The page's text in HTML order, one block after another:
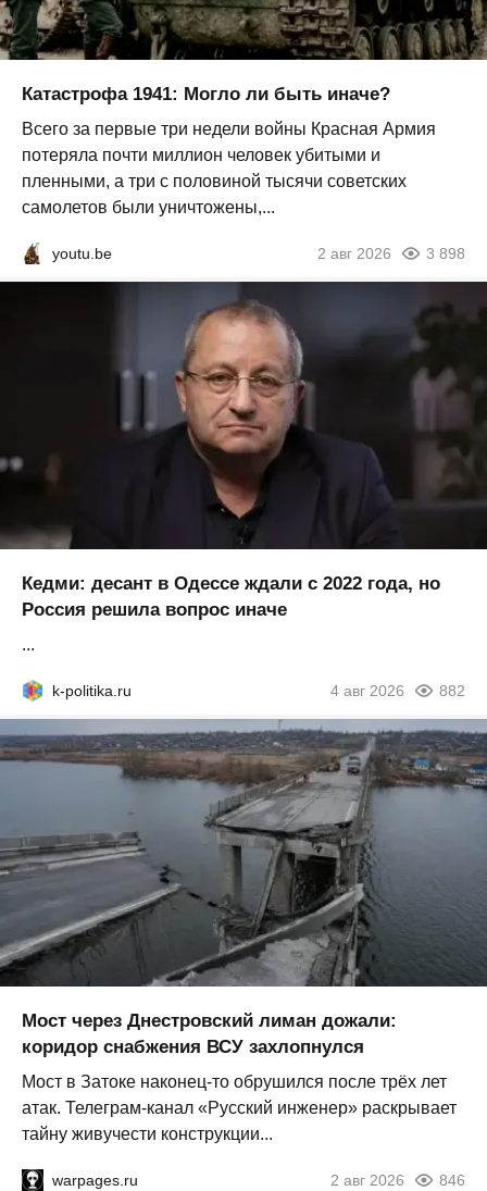
Катастрофа 1941: Могло ли быть иначе?
Всего за первые три недели войны Красная Армия
потеряла почти миллион человек убитыми и
пленными, а три с половиной тысячи советских
самолетов были уничтожены,...
youtu.be 2 авг 2026 3 898
Кедми: десант в Одессе ждали с 2022 года, но
Россия решила вопрос иначе
...
k-politika.ru 4 авг 2026 882
Мост через Днестровский лиман дожали:
коридор снабжения ВСУ захлопнулся
Мост в Затоке наконец-то обрушился после трёх лет
атак. Телеграм-канал «Русский инженер» раскрывает
тайну живучести конструкции...
warpages.ru 2 авг 2026 846